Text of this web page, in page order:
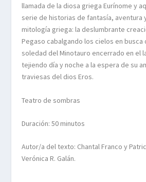
llamada de la diosa griega Eurínome y
serie de historias de fantasía, aventura
mitología griega: la deslumbrante
Pegaso cabalgando los cielos en busca
soledad del Minotauro encerrado en el
tejiendo día y noche a la espera de su
traviesas del dios Eros.
Teatro de sombras
Duración: 50 minutos
Autor/a del texto: Chantal Franco y
Verónica R. Galán.